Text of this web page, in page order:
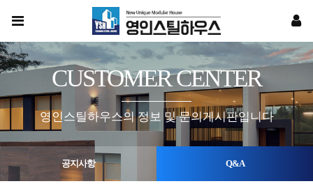
CUSTOMER CENTER
영인스틸하우스의 정보 및 문의게시판입니다
공지사항 Q&A